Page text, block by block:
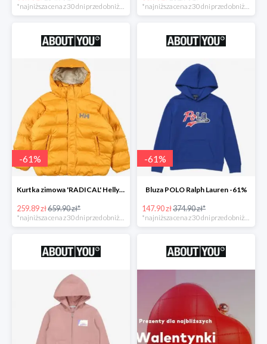
*najniższa cena z 30 dni przed obniżką *najniższa cena z 30 dni przed obniżką
-61%
Kurtka zimowa 'RADICAL' Helly Hansen -61%
259.89 zł659.90 zł*
-61%
Bluza POLO Ralph Lauren -61%
147.90 zł374.90 zł*